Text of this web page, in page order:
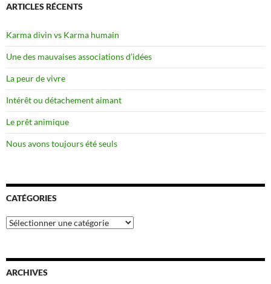
ARTICLES RÉCENTS
Karma divin vs Karma humain
Une des mauvaises associations d’idées
La peur de vivre
Intérêt ou détachement aimant
Le prêt animique
Nous avons toujours été seuls
CATÉGORIES
Catégories
ARCHIVES